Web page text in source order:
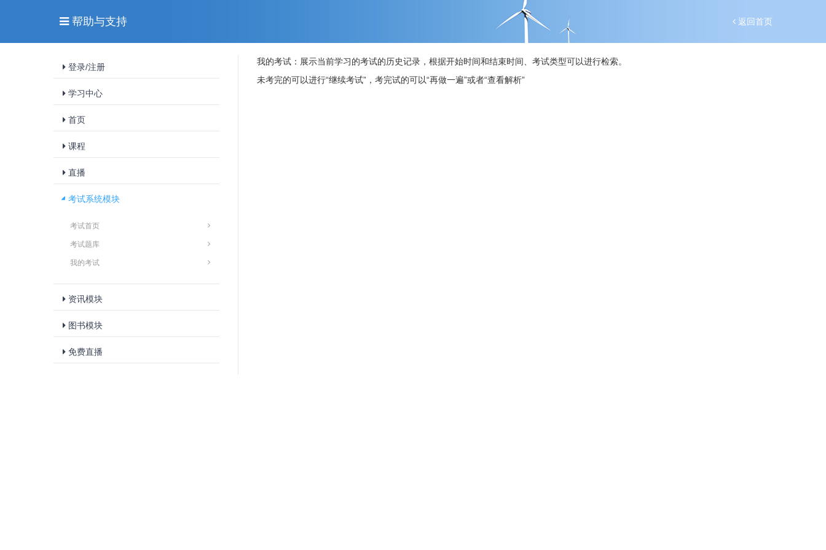
返回首页
帮助与支持
登录/注册
学习中心
首页
课程
直播
考试系统模块
考试首页
考试题库
我的考试
资讯模块
图书模块
免费直播
我的考试：展示当前学习的考试的历史记录，根据开始时间和结束时间、考试类型可以进行检索。
未考完的可以进行“继续考试”，考完试的可以“再做一遍”或者“查看解析”